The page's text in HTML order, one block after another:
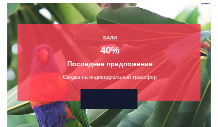
БАЛИ
40%
Последнее предложение
Скидка на индивидуальный трансфер